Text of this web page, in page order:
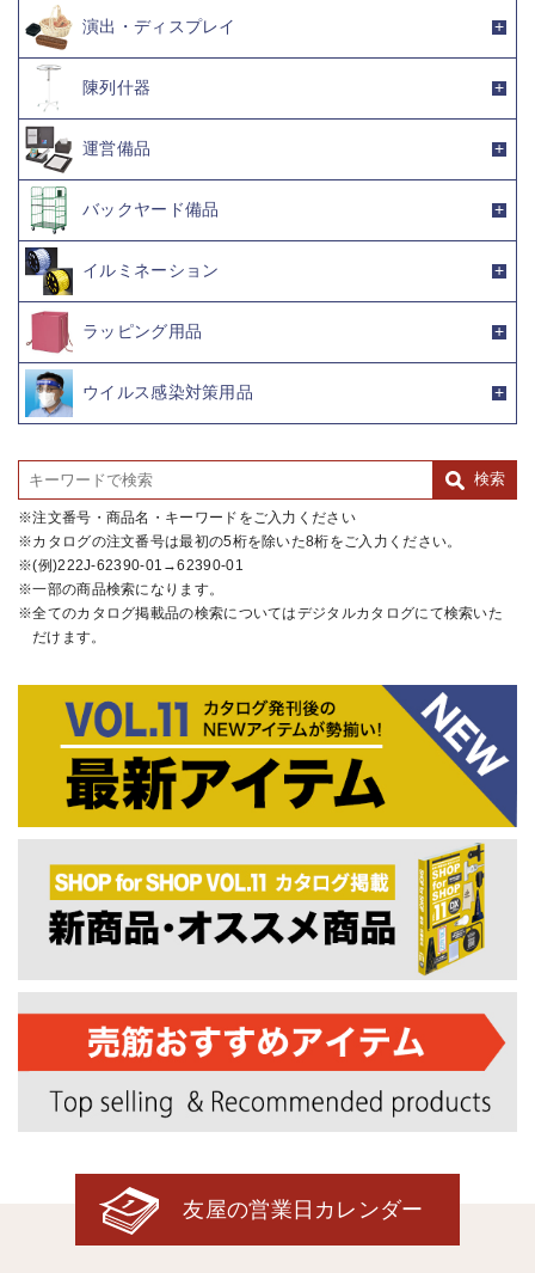
演出・ディスプレイ
陳列什器
運営備品
バックヤード備品
イルミネーション
ラッピング用品
ウイルス感染対策用品
注文番号・商品名・キーワードをご入力ください
カタログの注文番号は最初の5桁を除いた8桁をご入力ください。
(例)222J-62390-01→62390-01
一部の商品検索になります。
全てのカタログ掲載品の検索についてはデジタルカタログにて検索いた
だけます。
友屋の営業日カレンダー